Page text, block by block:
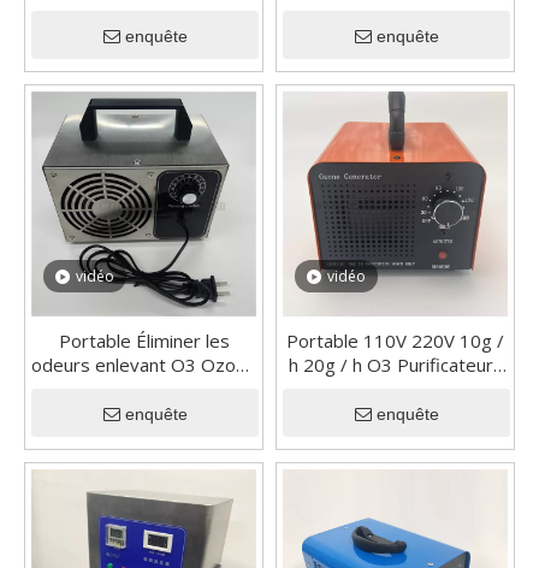
Home Car Formaldéhyde
enquête
électronique acrylique
enquête
vidéo
Portable Éliminer les
odeurs enlevant O3 Ozone
Purificateur d'air d'ozone
enquête
vidéo
Portable 110V 220V 10g /
h 20g / h O3 Purificateurs
générateur d'ozone
ménage
enquête